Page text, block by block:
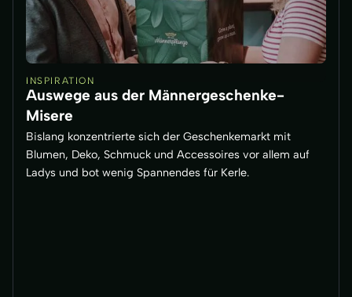
INSPIRATION
Auswege aus der Männergeschenke-
Misere
Bislang konzentrierte sich der Geschenkemarkt mit
Blumen, Deko, Schmuck und Accessoires vor allem auf
Ladys und bot wenig Spannendes für Kerle.